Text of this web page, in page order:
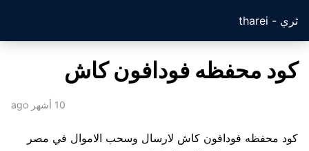
ثري - tharei
كود محفظه فودافون كاش
10 أشهر ago
كود محفظه فودافون كاش لارسال وسحب الاموال في مصر